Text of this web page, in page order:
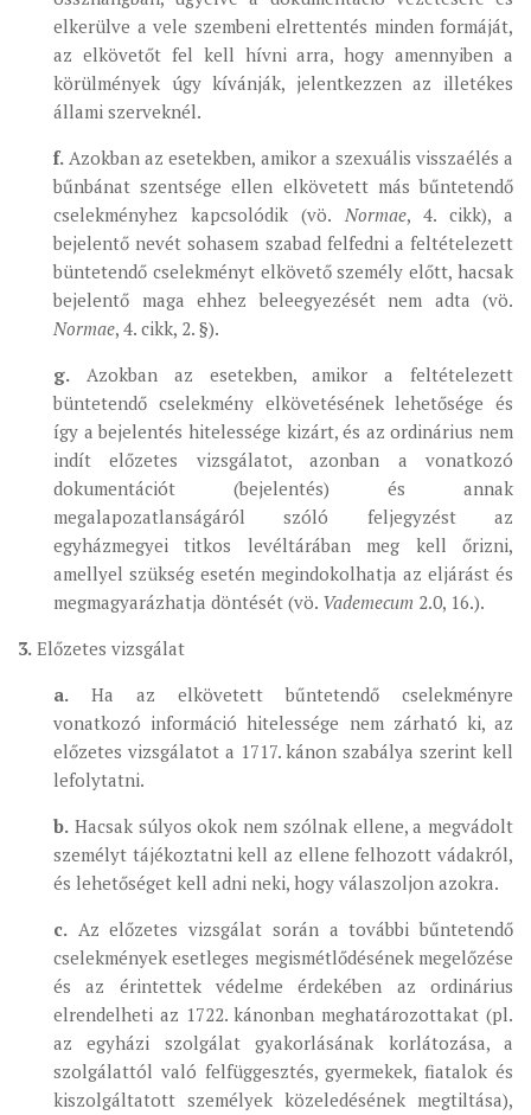
elkerülve a vele szembeni elrettentés minden formáját,
az elkövetőt fel kell hívni arra, hogy amennyiben a
körülmények úgy kívánják, jelentkezzen az illetékes
állami szerveknél.
f. Azokban az esetekben, amikor a szexuális visszaélés a
bűnbánat szentsége ellen elkövetett más bűntetendő
cselekményhez kapcsolódik (vö. Normae, 4. cikk), a
bejelentő nevét sohasem szabad felfedni a feltételezett
büntetendő cselekményt elkövető személy előtt, hacsak
bejelentő maga ehhez beleegyezését nem adta (vö.
Normae, 4. cikk, 2. §).
g. Azokban az esetekben, amikor a feltételezett
büntetendő cselekmény elkövetésének lehetősége és
így a bejelentés hitelessége kizárt, és az ordinárius nem
indít előzetes vizsgálatot, azonban a vonatkozó
dokumentációt (bejelentés) és annak
megalapozatlanságáról szóló feljegyzést az
egyházmegyei titkos levéltárában meg kell őrizni,
amellyel szükség esetén megindokolhatja az eljárást és
megmagyarázhatja döntését (vö. Vademecum 2.0, 16.).
3. Előzetes vizsgálat
a. Ha az elkövetett bűntetendő cselekményre
vonatkozó információ hitelessége nem zárható ki, az
előzetes vizsgálatot a 1717. kánon szabálya szerint kell
lefolytatni.
b. Hacsak súlyos okok nem szólnak ellene, a megvádolt
személyt tájékoztatni kell az ellene felhozott vádakról,
és lehetőséget kell adni neki, hogy válaszoljon azokra.
c. Az előzetes vizsgálat során a további bűntetendő
cselekmények esetleges megismétlődésének megelőzése
és az érintettek védelme érdekében az ordinárius
elrendelheti az 1722. kánonban meghatározottakat (pl.
az egyházi szolgálat gyakorlásának korlátozása, a
szolgálattól való felfüggesztés, gyermekek, fiatalok és
kiszolgáltatott személyek közeledésének megtiltása),